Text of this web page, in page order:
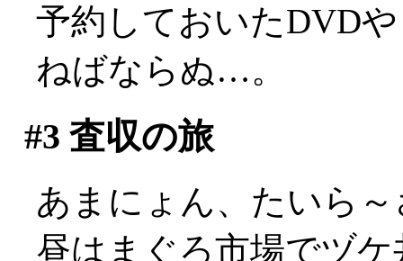
予約しておいたDVD
ねばならぬ…。
#3 査収の旅
あまにょん、たいら
昼はまぐろ市場でヅ